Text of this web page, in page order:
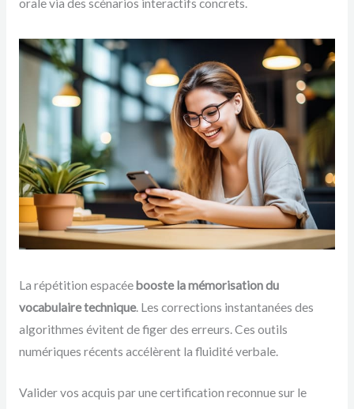
orale via des scénarios interactifs concrets.
La répétition espacéebooste la mémorisation du
vocabulaire technique. Les corrections instantanées des
algorithmes évitent de figer des erreurs. Ces outils
numériques récents accélèrent la fluidité verbale.
Valider vos acquis par une certification reconnue sur le